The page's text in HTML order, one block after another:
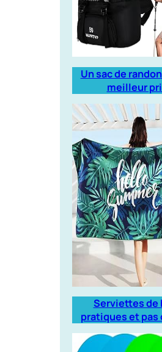
Un sac de
meilleur
Serviettes de
pratiques et pas